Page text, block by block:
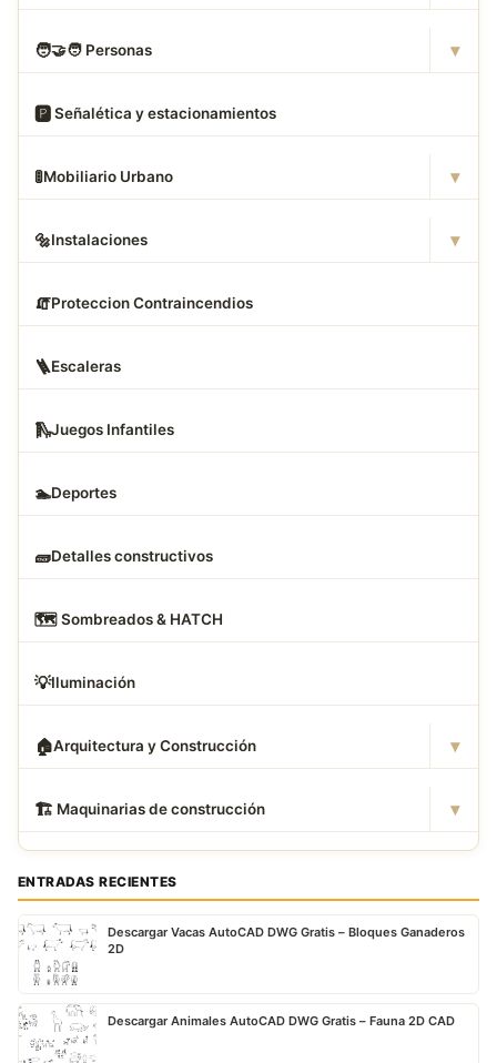
🧑‍🤝‍🧑 Personas ▾
🅿️ Señalética y estacionamientos
🚦Mobiliario Urbano ▾
🔩Instalaciones ▾
🧯Proteccion Contraincendios
🪜Escaleras
🛝Juegos Infantiles
🏊Deportes
🧱Detalles constructivos
🗺️ Sombreados & HATCH
💡Iluminación
🏠Arquitectura y Construcción ▾
🏗 ️ Maquinarias de construcción ▾
ENTRADAS RECIENTES
Descargar Vacas AutoCAD DWG Gratis – Bloques Ganaderos
2D
Descargar Animales AutoCAD DWG Gratis – Fauna 2D CAD